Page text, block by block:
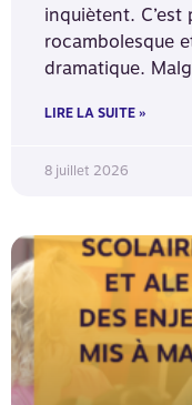
inquiètent.
rocambolesque
dramatique.
LIRE LA SUITE »
8 juillet 2026